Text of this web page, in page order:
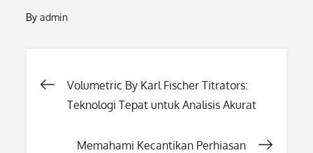
Byadmin
Post
Volumetric By Karl Fischer Titrators:
Teknologi Tepat untuk Analisis Akurat
Memahami Kecantikan Perhiasan